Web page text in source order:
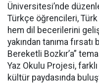
Üniversitesi’nde
Türkçe öğrencileri,
hem dil becerilerini
yakından tanıma
Bereketli Bozkır’a”
Yaz Okulu Projesi,
kültür paydasında